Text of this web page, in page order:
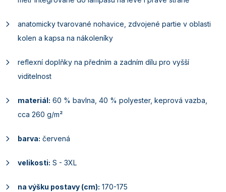
anatomicky tvarované nohavice, zdvojené partie v oblasti
kolen a kapsa na nákoleníky
reflexní doplňky na předním a zadním dílu pro vyšší
viditelnost
materiál: 60 % bavlna, 40 % polyester, keprová vazba,
cca 260 g/m²
barva: červená
velikosti: S - 3XL
na výšku postavy (cm): 170-175